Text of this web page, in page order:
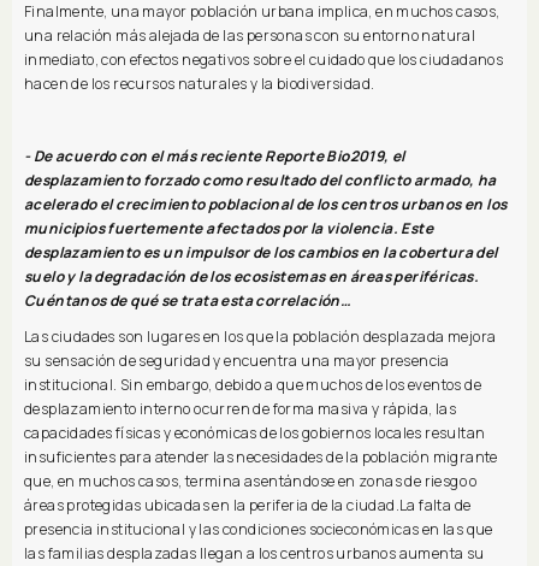
Finalmente, una mayor población urbana implica, en muchos casos,
una relación más alejada de las personas con su entorno natural
inmediato, con efectos negativos sobre el cuidado que los ciudadanos
hacen de los recursos naturales y la biodiversidad.
- De acuerdo con el más reciente Reporte Bio2019, el
desplazamiento forzado como resultado del conflicto armado, ha
acelerado el crecimiento poblacional de los centros urbanos en los
municipios fuertemente afectados por la violencia. Este
desplazamiento es un impulsor de los cambios en la cobertura del
suelo y la degradación de los ecosistemas en áreas periféricas.
Cuéntanos de qué se trata esta correlación…
Las ciudades son lugares en los que la población desplazada mejora
su sensación de seguridad y encuentra una mayor presencia
institucional. Sin embargo, debido a que muchos de los eventos de
desplazamiento interno ocurren de forma masiva y rápida, las
capacidades físicas y económicas de los gobiernos locales resultan
insuficientes para atender las necesidades de la población migrante
que, en muchos casos, termina asentándose en zonas de riesgo o
áreas protegidas ubicadas en la periferia de la ciudad.La falta de
presencia institucional y las condiciones socieconómicas en las que
las familias desplazadas llegan a los centros urbanos aumenta su